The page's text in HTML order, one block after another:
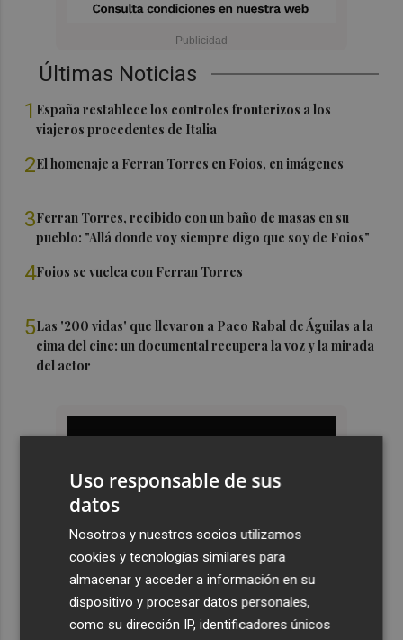
Últimas Noticias
1 España restablece los controles fronterizos a los
viajeros procedentes de Italia
2El homenaje a Ferran Torres en Foios, en imágenes
3Ferran Torres, recibido con un baño de masas en su
pueblo: "Allá donde voy siempre digo que soy de Foios"
4Foios se vuelca con Ferran Torres
5Las '200 vidas' que llevaron a Paco Rabal de Águilas a la
cima del cine: un documental recupera la voz y la mirada
del actor
Uso responsable de sus
datos
Nosotros y nuestros socios utilizamos
cookies y tecnologías similares para
almacenar y acceder a información en su
dispositivo y procesar datos personales,
como su dirección IP, identificadores únicos